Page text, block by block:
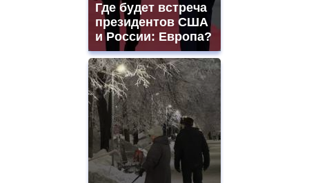
Где будет встреча
президентов США
и России: Европа?